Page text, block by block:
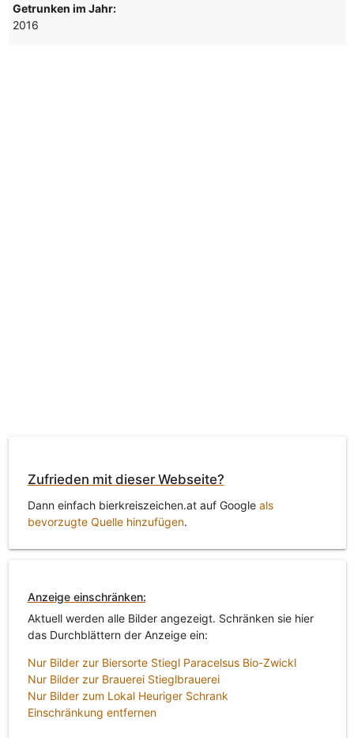
Getrunken im Jahr:
2016
Zufrieden mit dieser Webseite?
Dann einfach bierkreiszeichen.at auf Google als
bevorzugte Quelle hinzufügen.
Anzeige einschränken:
Aktuell werden alle Bilder angezeigt. Schränken sie hier
das Durchblättern der Anzeige ein:
Nur Bilder zur Biersorte Stiegl Paracelsus Bio-Zwickl
Nur Bilder zur Brauerei Stieglbrauerei
Nur Bilder zum Lokal Heuriger Schrank
Einschränkung entfernen